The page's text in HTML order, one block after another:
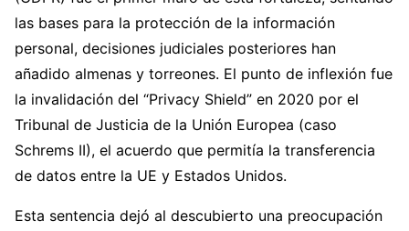
las bases para la protección de la información
personal, decisiones judiciales posteriores han
añadido almenas y torreones. El punto de inflexión fue
la invalidación del “Privacy Shield” en 2020 por el
Tribunal de Justicia de la Unión Europea (caso
Schrems II), el acuerdo que permitía la transferencia
de datos entre la UE y Estados Unidos.
Esta sentencia dejó al descubierto una preocupación